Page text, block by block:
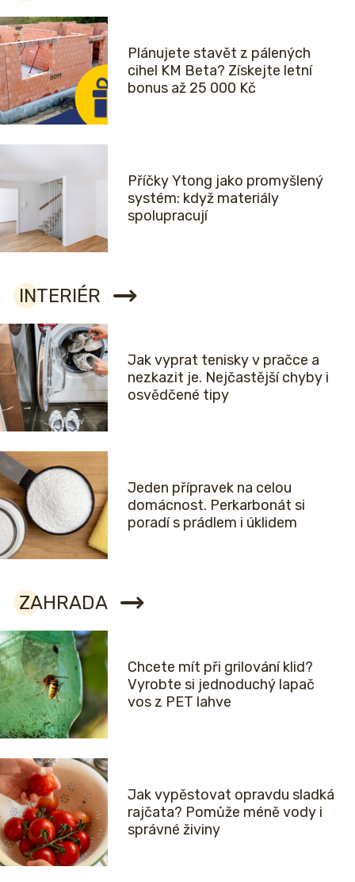
Plánujete stavět z pálených
cihel KM Beta? Získejte letní
bonus až 25 000 Kč
Příčky Ytong jako promyšlený
systém: když materiály
spolupracují
INTERIÉR
Jak vyprat tenisky v pračce a
nezkazit je. Nejčastější chyby i
osvědčené tipy
Jeden přípravek na celou
domácnost. Perkarbonát si
poradí s prádlem i úklidem
ZAHRADA
Chcete mít při grilování klid?
Vyrobte si jednoduchý lapač
vos z PET lahve
Jak vypěstovat opravdu sladká
rajčata? Pomůže méně vody i
správné živiny